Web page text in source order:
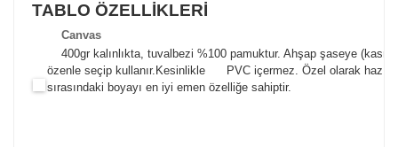
TABLO ÖZELLİKLERİ
Canvas
400gr kalınlıkta, tuvalbezi %100 pamuktur. Ahşap şaseye
özenle seçip kullanır. Kesinlikle PVC içermez. Özel olarak
sırasındaki boyayı en iyi emen özelliğe sahiptir.